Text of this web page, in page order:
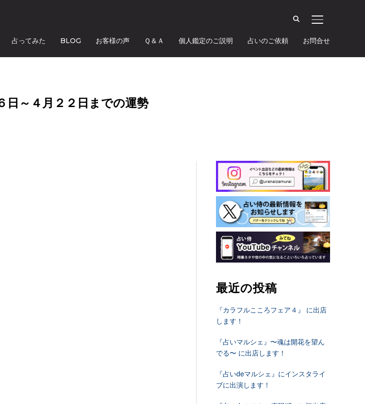
サイドバーと
占ってみた BLOG お客様の声 Ｑ＆Ａ 個人鑑定のご説明 占いのご依頼 お問合せ
～４月２２日までの運勢
最近の投稿
『カラフルこころフェア４』 に出店
します！
『占いマルシェ』〜魂は開花を望ん
でる〜 に出店します！
『占いdeマルシェ』にインスタライ
ブに出演します！